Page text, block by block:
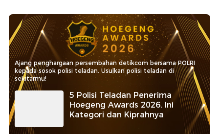
Ajang penghargaan persembahan detikcom bersama POLRI
kepada sosok polisi teladan. Usulkan polisi teladan di
sekitarmu!
5 Polisi Teladan Penerima
Hoegeng Awards 2026, Ini
Kategori dan Kiprahnya